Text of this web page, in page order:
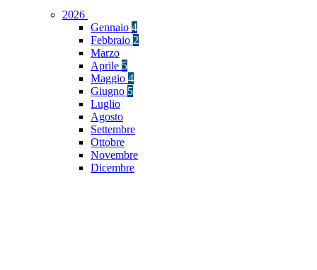
2026
Gennaio 4
Febbraio 2
Marzo
Aprile 5
Maggio 4
Giugno 5
Luglio
Agosto
Settembre
Ottobre
Novembre
Dicembre